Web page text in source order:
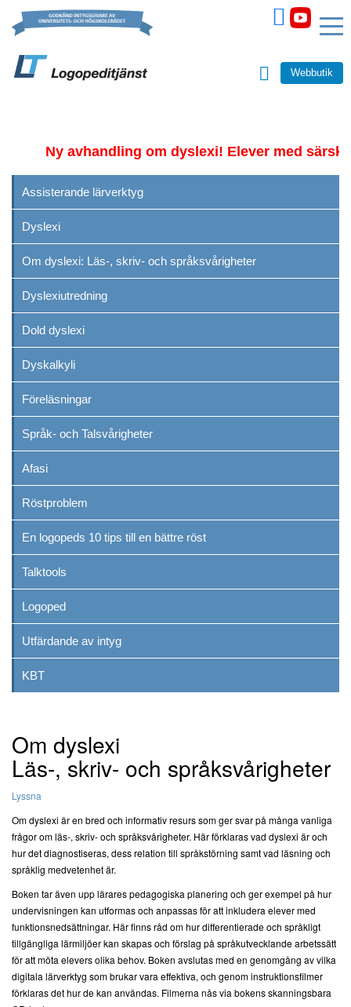
Webbutik
Ny avhandling om dyslexi! Elever med
Assisterande lärverktyg
Dyslexi
Om dyslexi: Läs-, skriv- och språksvårigheter
Dyslexiutredning
Dold dyslexi
Dyskalkyli
Föreläsningar
Språk- och Talsvårigheter
Afasi
Röstproblem
En logopeds 10 tips till en bättre röst
Talktools
Logoped
Utfärdande av intyg
KBT
Om dyslexi
Läs-, skriv- och språksvårigheter
Lyssna
Om dyslexi är en bred och informativ resurs som ger svar på många vanliga
frågor om läs-, skriv- och språksvårigheter. Här förklaras vad dyslexi är och
hur det diagnostiseras, dess relation till språkstörning samt vad läsning och
språklig medvetenhet är.
Boken tar även upp lärares pedagogiska planering och ger exempel på hur
undervisningen kan utformas och anpassas för att inkludera elever med
funktionsnedsättningar. Här finns råd om hur differentierade och språkligt
tillgängliga lärmiljöer kan skapas och förslag på språkutvecklande arbetssätt
för att möta elevers olika behov. Boken avslutas med en genomgång av vilka
digitala lärverktyg som brukar vara effektiva, och genom instruktionsfilmer
förklaras det hur de kan användas. Filmerna nås via bokens skanningsbara